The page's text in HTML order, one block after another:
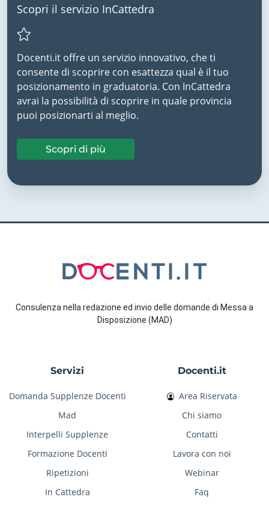
Scopri il servizio InCattedra
Docenti.it offre un servizio innovativo, che ti
consente di scoprire con esattezza qual è il tuo
posizionamento in graduatoria. Con InCattedra
avrai la possibilità di scoprire in quale provincia
puoi posizionarti al meglio.
Scopri di più
Consulenza nella redazione ed invio delle domande di Messa a
Disposizione (MAD)
Servizi
Domanda Supplenze Docenti
Mad
Interpelli Supplenze
Formazione Docenti
Ripetizioni
In Cattedra
Docenti.it
Area Riservata
Chi siamo
Contatti
Lavora con noi
Webinar
Faq